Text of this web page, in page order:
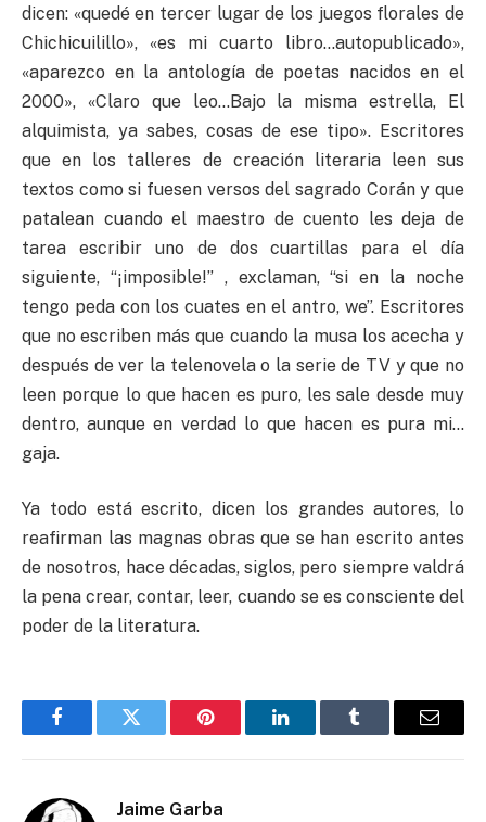
dicen: «quedé en tercer lugar de los juegos florales de
Chichicuilillo», «es mi cuarto libro…autopublicado»,
«aparezco en la antología de poetas nacidos en el
2000», «Claro que leo…Bajo la misma estrella, El
alquimista, ya sabes, cosas de ese tipo». Escritores
que en los talleres de creación literaria leen sus
textos como si fuesen versos del sagrado Corán y que
patalean cuando el maestro de cuento les deja de
tarea escribir uno de dos cuartillas para el día
siguiente, “¡imposible!” , exclaman, “si en la noche
tengo peda con los cuates en el antro, we”. Escritores
que no escriben más que cuando la musa los acecha y
después de ver la telenovela o la serie de TV y que no
leen porque lo que hacen es puro, les sale desde muy
dentro, aunque en verdad lo que hacen es pura mi…
gaja.
Ya todo está escrito, dicen los grandes autores, lo
reafirman las magnas obras que se han escrito antes
de nosotros, hace décadas, siglos, pero siempre valdrá
la pena crear, contar, leer, cuando se es consciente del
poder de la literatura.
FacebookTwitter Pinterest LinkedInTumblr Email
Jaime Garba